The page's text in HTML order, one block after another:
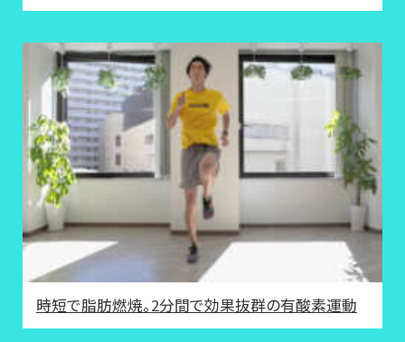
時短で脂肪燃焼。2分間で効果抜群の有酸素運動